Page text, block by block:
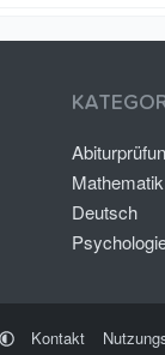
Mathematik
Deutsch
Kontakt